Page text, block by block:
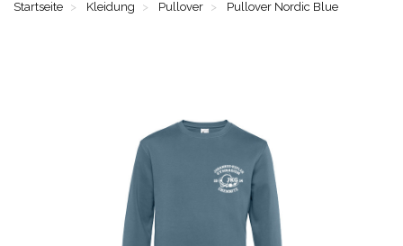
Startseite Kleidung Pullover Pullover Nordic Blue